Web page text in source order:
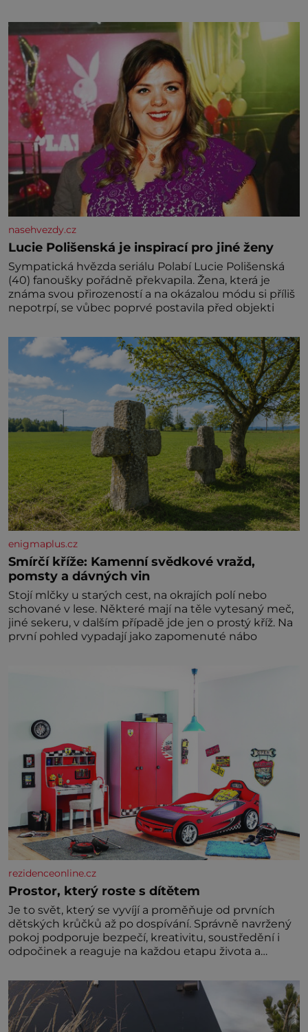
mi říkala, že se jí zdálo o jednorožcích, krásných
princeznách, statečných rytířích a létajících dracích.
nasehvezdy.cz
Lucie Polišenská je inspirací pro jiné ženy
Sympatická hvězda seriálu Polabí Lucie Polišenská
(40) fanoušky pořádně překvapila. Žena, která je
známa svou přirozeností a na okázalou módu si příliš
nepotrpí, se vůbec poprvé postavila před objekti
enigmaplus.cz
Smírčí kříže: Kamenní svědkové vražd,
pomsty a dávných vin
Stojí mlčky u starých cest, na okrajích polí nebo
schované v lese. Některé mají na těle vytesaný meč,
jiné sekeru, v dalším případě jde jen o prostý kříž. Na
první pohled vypadají jako zapomenuté nábo
rezidenceonline.cz
Prostor, který roste s dítětem
Je to svět, který se vyvíjí a proměňuje od prvních
dětských krůčků až po dospívání. Správně navržený
pokoj podporuje bezpečí, kreativitu, soustředění i
odpočinek a reaguje na každou etapu života a
jednoduchost, měkkost a bezpečí, proto by pokoj
miminka měl působit především klidně a útulně.
Předškolní věk je